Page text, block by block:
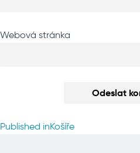
Webová stránka
Navigace
Published inKošíře